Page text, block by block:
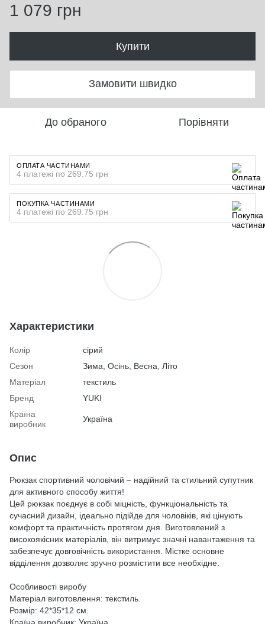
1 079 грн
Купити
Замовити швидко
До обраного Порівняти
ОПЛАТА ЧАСТИНАМИ
4 платежі по 269.75 грн
ПОКУПКА ЧАСТИНАМИ
4 платежі по 269.75 грн
Характеристики
Колір
сірий
Сезон
Зима, Осінь, Весна, Літо
Матеріал
текстиль
Бренд
YUKI
Країна
виробник
Україна
Опис
Рюкзак спортивний чоловічий – надійний та стильний супутник
для активного способу життя!
Цей рюкзак поєднує в собі міцність, функціональність та
сучасний дизайн, ідеально підійде для чоловіків, які цінують
комфорт та практичність протягом дня. Виготовлений з
високоякісних матеріалів, він витримує значні навантаження та
забезпечує довговічність використання. Містке основне
відділення дозволяє зручно розмістити все необхідне.
Особливості виробу
Матеріал виготовлення: текстиль.
Розмір: 42*35*12 см.
Країна виробник: Україна.